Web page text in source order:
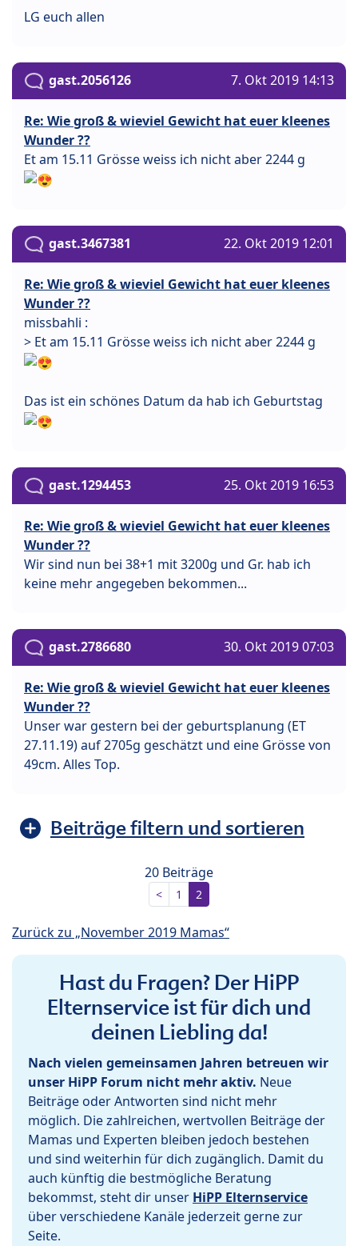
LG euch allen
gast.2056126 7. Okt 2019 14:13
Re: Wie groß & wieviel Gewicht hat euer kleenes
Wunder ??
Et am 15.11 Grösse weiss ich nicht aber 2244 g
gast.3467381 22. Okt 2019 12:01
Re: Wie groß & wieviel Gewicht hat euer kleenes
Wunder ??
missbahli :
> Et am 15.11 Grösse weiss ich nicht aber 2244 g
Das ist ein schönes Datum da hab ich Geburtstag
gast.1294453 25. Okt 2019 16:53
Re: Wie groß & wieviel Gewicht hat euer kleenes
Wunder ??
Wir sind nun bei 38+1 mit 3200g und Gr. hab ich
keine mehr angegeben bekommen...
gast.2786680 30. Okt 2019 07:03
Re: Wie groß & wieviel Gewicht hat euer kleenes
Wunder ??
Unser war gestern bei der geburtsplanung (ET
27.11.19) auf 2705g geschätzt und eine Grösse von
49cm. Alles Top.
Beiträge filtern und sortieren
20 Beiträge
< 1 2
Zurück zu „November 2019 Mamas“
Hast du Fragen? Der HiPP
Elternservice ist für dich und
deinen Liebling da!
Nach vielen gemeinsamen Jahren betreuen wir
unser HiPP Forum nicht mehr aktiv. Neue
Beiträge oder Antworten sind nicht mehr
möglich. Die zahlreichen, wertvollen Beiträge der
Mamas und Experten bleiben jedoch bestehen
und sind weiterhin für dich zugänglich. Damit du
auch künftig die bestmögliche Beratung
bekommst, steht dir unser HiPP Elternservice
über verschiedene Kanäle jederzeit gerne zur
Seite.